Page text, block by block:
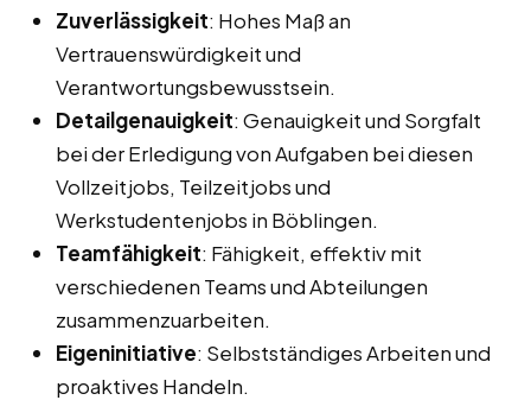
Zuverlässigkeit: Hohes Maß an
Vertrauenswürdigkeit und
Verantwortungsbewusstsein.
Detailgenauigkeit: Genauigkeit und Sorgfalt
bei der Erledigung von Aufgaben bei diesen
Vollzeitjobs, Teilzeitjobs und
Werkstudentenjobs in Böblingen.
Teamfähigkeit: Fähigkeit, effektiv mit
verschiedenen Teams und Abteilungen
zusammenzuarbeiten.
Eigeninitiative: Selbstständiges Arbeiten und
proaktives Handeln.